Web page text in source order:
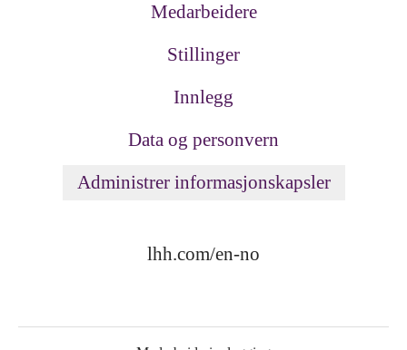
Medarbeidere
Stillinger
Innlegg
Data og personvern
Administrer informasjonskapsler
lhh.com/en-no